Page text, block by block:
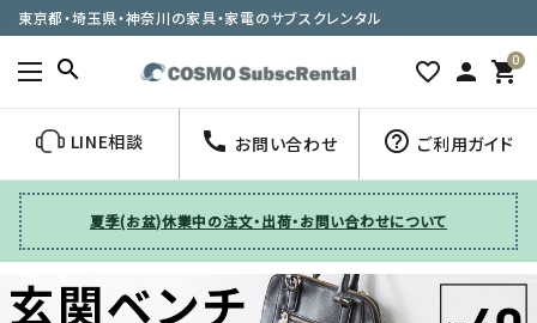
東京都・埼玉県・神奈川の家具・家電のサブスクレンタル
search favorite_border person 0
shopping_cart
LINE相談 call お問い合わせ help_outline ご利用ガイド
夏季(お盆)休業中の注文・出荷・お問い合わせについて